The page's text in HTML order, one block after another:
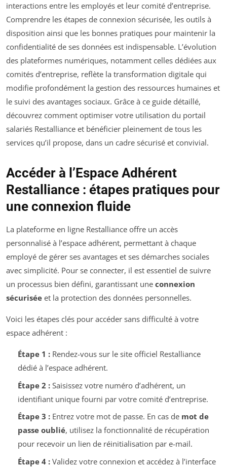
interactions entre les employés et leur comité d’entreprise.
Comprendre les étapes de connexion sécurisée, les outils à
disposition ainsi que les bonnes pratiques pour maintenir la
confidentialité de ses données est indispensable. L’évolution
des plateformes numériques, notamment celles dédiées aux
comités d’entreprise, reflète la transformation digitale qui
modifie profondément la gestion des ressources humaines et
le suivi des avantages sociaux. Grâce à ce guide détaillé,
découvrez comment optimiser votre utilisation du portail
salariés Restalliance et bénéficier pleinement de tous les
services qu’il propose, dans un cadre sécurisé et convivial.
Accéder à l’Espace Adhérent
Restalliance : étapes pratiques pour
une connexion fluide
La plateforme en ligne Restalliance offre un accès
personnalisé à l’espace adhérent, permettant à chaque
employé de gérer ses avantages et ses démarches sociales
avec simplicité. Pour se connecter, il est essentiel de suivre
un processus bien défini, garantissant une connexion
sécurisée et la protection des données personnelles.
Voici les étapes clés pour accéder sans difficulté à votre
espace adhérent :
Étape 1 :Rendez-vous sur le site officiel Restalliance
dédié à l’espace adhérent.
Étape 2 :Saisissez votre numéro d’adhérent, un
identifiant unique fourni par votre comité d’entreprise.
Étape 3 :Entrez votre mot de passe. En cas de mot de
passe oublié, utilisez la fonctionnalité de récupération
pour recevoir un lien de réinitialisation par e-mail.
Étape 4 :Validez votre connexion et accédez à l’interface